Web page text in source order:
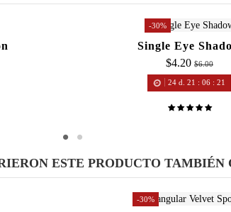
-30%
Single Eye
$4.20 $6.00
24 d. 21 :06 :20
ESTE PRODUCTO TAMBIÉN
-30%